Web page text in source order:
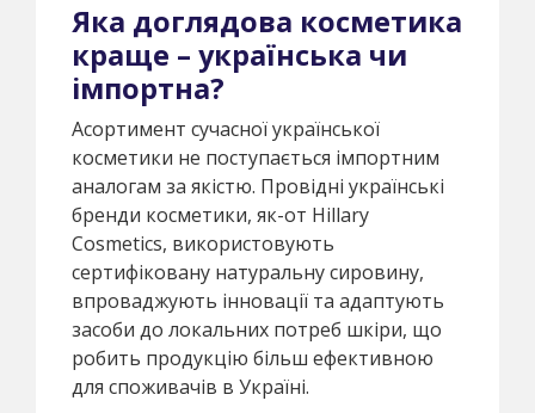
Яка доглядова косметика
краще – українська чи
імпортна?
Асортимент сучасної української
косметики не поступається імпортним
аналогам за якістю. Провідні українські
бренди косметики, як-от Hillary
Cosmetics, використовують
сертифіковану натуральну сировину,
впроваджують інновації та адаптують
засоби до локальних потреб шкіри, що
робить продукцію більш ефективною
для споживачів в Україні.